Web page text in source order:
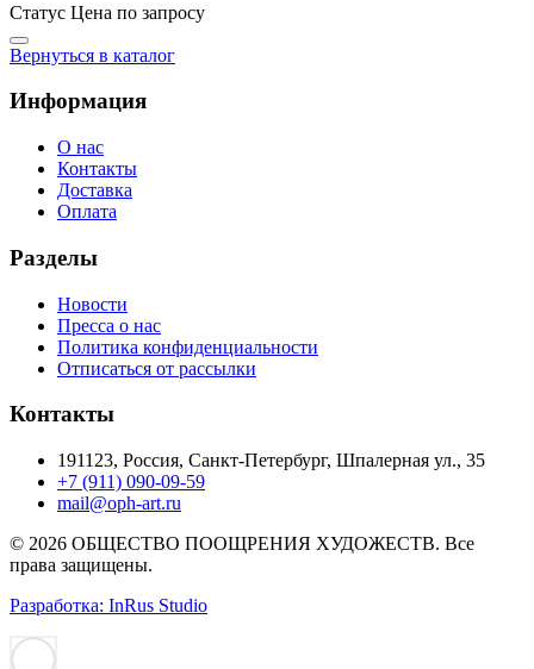
Статус Цена по запросу
Вернуться в каталог
Информация
О нас
Контакты
Доставка
Оплата
Разделы
Новости
Пресса о нас
Политика конфиденциальности
Отписаться от рассылки
Контакты
191123, Россия, Санкт-Петербург, Шпалерная ул., 35
+7 (911) 090-09-59
mail@oph-art.ru
© 2026 ОБЩЕСТВО ПООЩРЕНИЯ ХУДОЖЕСТВ. Все
права защищены.
Разработка: InRus Studio